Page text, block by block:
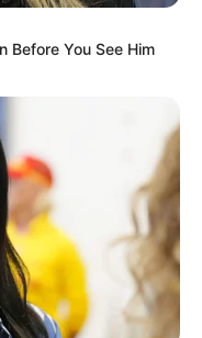
com manchas pretas e
que aquilo não
anos de experiência em
marcados e, pela
Before You See Him